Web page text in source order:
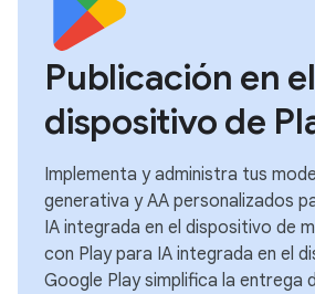
Publicación en el
dispositivo de
Implementa y administra tus
generativa y AA personalizados
IA integrada en el dispositivo de
con Play para IA integrada en el
Google Play simplifica la entrega